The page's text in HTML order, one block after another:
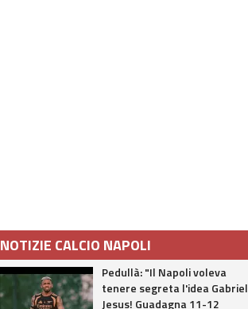
NOTIZIE CALCIO NAPOLI
Pedullà: "Il Napoli voleva
tenere segreta l'idea Gabriel
Jesus! Guadagna 11-12